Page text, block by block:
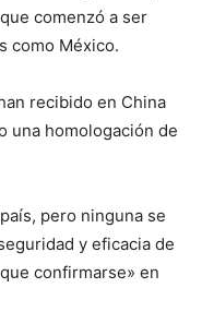
comenzó a ser
como México.
recibido en China
una homologación de
pero ninguna se
y eficacia de
confirmarse» en